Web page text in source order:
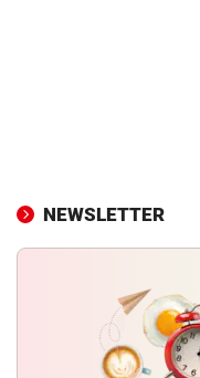
NEWSLETTER